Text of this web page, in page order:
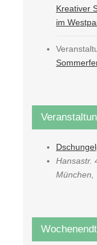
Kreativer
im
Hansastr.
München